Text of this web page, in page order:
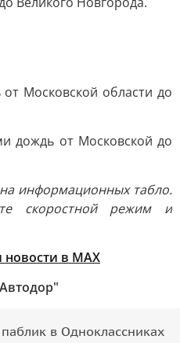
Московской области до
дождь от Московской до
информационных табло.
скоростной режим и
новости в МАХ
в Одноклассниках